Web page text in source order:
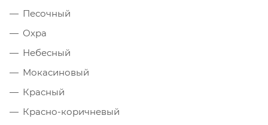
Песочный
Охра
Небесный
Мокасиновый
Красный
Красно-коричневый